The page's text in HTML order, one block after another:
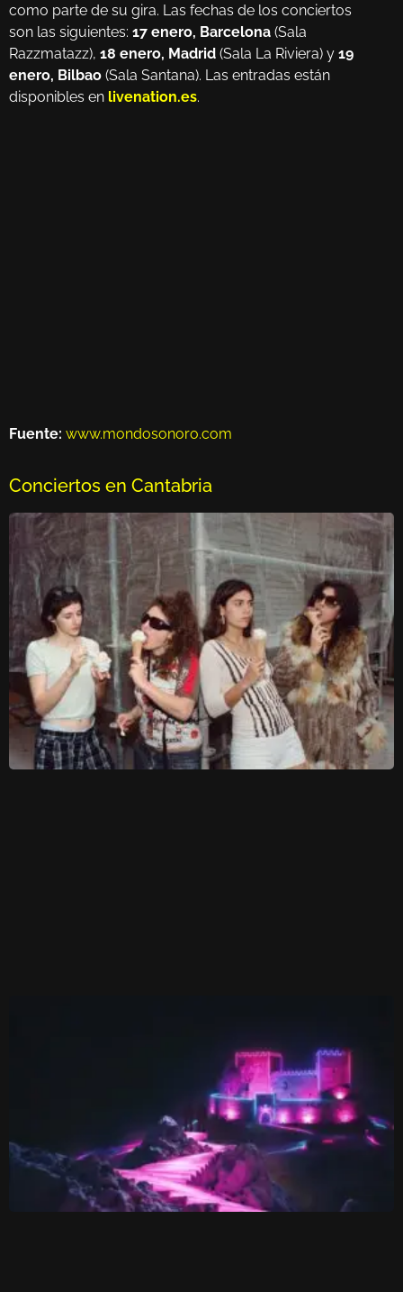
como parte de su gira. Las fechas de los conciertos
son las siguientes: 17 enero, Barcelona (Sala
Razzmatazz), 18 enero, Madrid (Sala La Riviera) y 19
enero, Bilbao (Sala Santana). Las entradas están
disponibles en livenation.es.
Fuente: www.mondosonoro.com
Conciertos en Cantabria